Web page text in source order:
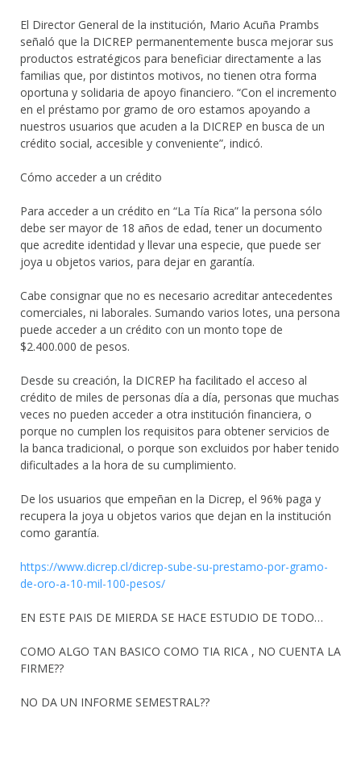
El Director General de la institución, Mario Acuña Prambs
señaló que la DICREP permanentemente busca mejorar sus
productos estratégicos para beneficiar directamente a las
familias que, por distintos motivos, no tienen otra forma
oportuna y solidaria de apoyo financiero. “Con el incremento
en el préstamo por gramo de oro estamos apoyando a
nuestros usuarios que acuden a la DICREP en busca de un
crédito social, accesible y conveniente”, indicó.
Cómo acceder a un crédito
Para acceder a un crédito en “La Tía Rica” la persona sólo
debe ser mayor de 18 años de edad, tener un documento
que acredite identidad y llevar una especie, que puede ser
joya u objetos varios, para dejar en garantía.
Cabe consignar que no es necesario acreditar antecedentes
comerciales, ni laborales. Sumando varios lotes, una persona
puede acceder a un crédito con un monto tope de
$2.400.000 de pesos.
Desde su creación, la DICREP ha facilitado el acceso al
crédito de miles de personas día a día, personas que muchas
veces no pueden acceder a otra institución financiera, o
porque no cumplen los requisitos para obtener servicios de
la banca tradicional, o porque son excluidos por haber tenido
dificultades a la hora de su cumplimiento.
De los usuarios que empeñan en la Dicrep, el 96% paga y
recupera la joya u objetos varios que dejan en la institución
como garantía.
https://www.dicrep.cl/dicrep-sube-su-prestamo-por-gramo-
de-oro-a-10-mil-100-pesos/
EN ESTE PAIS DE MIERDA SE HACE ESTUDIO DE TODO…
COMO ALGO TAN BASICO COMO TIA RICA , NO CUENTA LA
FIRME??
NO DA UN INFORME SEMESTRAL??